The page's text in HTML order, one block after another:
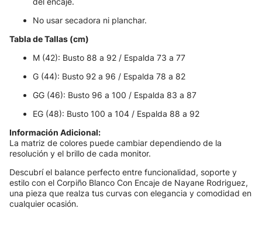
No usar secadora ni planchar.
Tabla de Tallas (cm)
M (42): Busto 88 a 92 / Espalda 73 a 77
G (44): Busto 92 a 96 / Espalda 78 a 82
GG (46): Busto 96 a 100 / Espalda 83 a 87
EG (48): Busto 100 a 104 / Espalda 88 a 92
Información Adicional:
La matriz de colores puede cambiar dependiendo de la
resolución y el brillo de cada monitor.
Descubrí el balance perfecto entre funcionalidad, soporte y
estilo con el Corpiño Blanco Con Encaje de Nayane Rodriguez,
una pieza que realza tus curvas con elegancia y comodidad en
cualquier ocasión.